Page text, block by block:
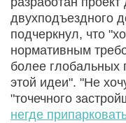
двухподъездного
подчеркнул, что
нормативным
более глобальных
этой идеи". "Не
"точечного
негде